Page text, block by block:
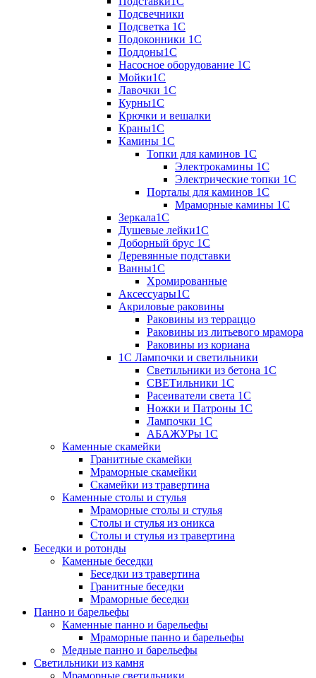
Подсвечники
Подсветка 1С
Подоконники 1С
Поддоны1С
Насосное оборудование 1С
Мойки1С
Лавочки 1С
Курны1С
Крючки и вешалки
Краны1С
Камины 1C
Топки для каминов 1C
Электрокамины 1С
Электрические топки 1C
Порталы для каминов 1С
Мраморные камины 1C
Зеркала1С
Душевые лейки1С
Доборный брус 1С
Деревянные подставки
Ванны1С
Хромированные
Аксессуары1С
Акриловые раковины
Раковины из терраццо
Раковины из литьевого мрамора
Раковины из кориана
1С Лампочки и светильники
Светильники из бетона 1С
СВЕТильники 1С
Расеиватели света 1С
Ножки и Патроны 1С
Лампочки 1С
АБАЖУРы 1С
Каменные скамейки
Гранитные скамейки
Мраморные скамейки
Скамейки из травертина
Каменные столы и стулья
Мраморные столы и стулья
Столы и стулья из оникса
Столы и стулья из травертина
Беседки и ротонды
Каменные беседки
Беседки из травертина
Гранитные беседки
Мраморные беседки
Панно и барельефы
Каменные панно и барельефы
Мраморные панно и барельефы
Медные панно и барельефы
Светильники из камня
Мраморные светильники